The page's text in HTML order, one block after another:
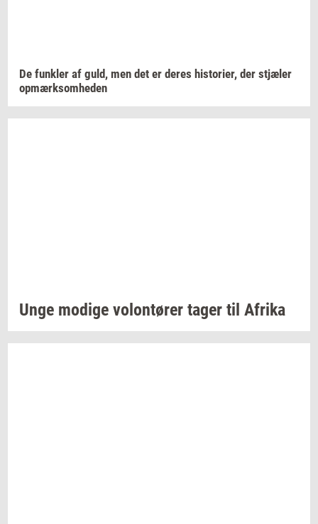
De funk­ler af guld, men det er deres hi­sto­ri­er, der stjæ­ler
op­mærk­som­he­den
Unge mo­di­ge vo­lontø­rer tager til Afri­ka